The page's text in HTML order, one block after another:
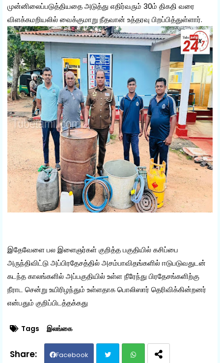
முன்னிலைப்படுத்தியதை அடுத்து எதிர்வரும் 30ம் திகதி வரை
விளக்கமறியலில் வைக்குமாறு நீதவான் உத்தரவு பிறப்பித்துள்ளார்.
இதேவேளை பல இளைஞர்கள் குறித்த பகுதியில் கசிப்பை
அருந்திவிட்டு அப்பிரதேசத்தில் அசம்பாவிதங்களில் ஈடுபடுவதுடன்
கடந்த காலங்களில் அப்பகுதியில் உள்ள நீரேந்து பிரதேசங்களிற்கு
நீராட சென்று உயிரிழந்தும் உள்ளதாக பொலிஸார் தெரிவிக்கின்றனர்
என்பதும் குறிப்பிடத்தக்கது
Tags இலங்கை
Facebook